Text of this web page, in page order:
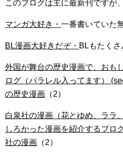
このブログは主に最新刊ですが
マンガ大好き・ 一番書いていた
BL漫画大好きだぞ・ BLもたくさ
外国が舞台の歴史漫画で、おも
ログ（パラレル入ってます）
の歴史漫画 （2）
白泉社の漫画（花とゆめ、ララ
しろかった漫画を紹介するブロ
社の漫画 （2）